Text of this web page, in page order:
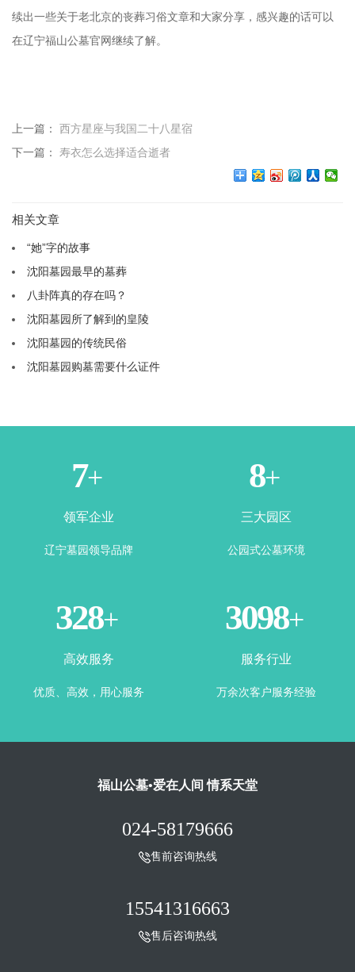
续出一些关于老北京的丧葬习俗文章和大家分享，感兴趣的话可以
在辽宁福山公墓官网继续了解。
上一篇： 西方星座与我国二十八星宿
下一篇： 寿衣怎么选择适合逝者
相关文章
“她”字的故事
沈阳墓园最早的墓葬
八卦阵真的存在吗？
沈阳墓园所了解到的皇陵
沈阳墓园的传统民俗
沈阳墓园购墓需要什么证件
2+
领军企业
辽宁墓园领导品牌
4+
三大园区
公园式公墓环境
360+
高效服务
优质、高效，用心服务
3443+
服务行业
万余次客户服务经验
福山公墓•爱在人间 情系天堂
024-58179666
售前咨询热线
15541316663
售后咨询热线